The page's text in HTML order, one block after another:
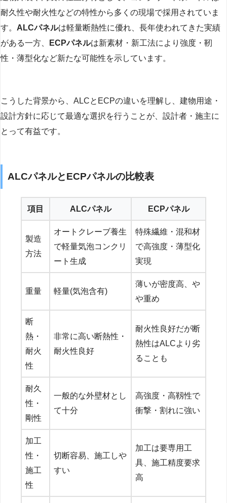
耐久性や耐火性などの特性から多くの現場で採用されていま
す。 ALCパネルは軽量断熱性に優れ、長年使われてきた実績
がある一方、
ECPパネルは新素材・新工法により強度・靭
性・薄型化など新たな可能性を示しています。
こうした背景から、ALCとECPの違いを理解し、建物用途・
設計方針に応じて最適な選択を行うことが、設計者・施主に
とって有益です。
ALCパネルとECPパネルの比較表
項目 ALCパネル ECPパネル
製造
方法
オートクレーブ養生
で軽量気泡コンクリ
ート生成
特殊繊維・混和材
で高強度・薄型化
実現
重量 軽量(気泡含有)
薄いが密度高、や
や重め
断
熱・
耐火
性
非常に高い断熱性・
耐火性良好
耐火性良好だが断
熱性はALCより劣
ることも
耐久
性・
剛性
一般的な外壁材とし
て十分
高強度・高靱性で
衝撃・割れに強い
加工
性・
施工
性
切断容易、施工しや
すい
加工は要専用工
具、施工精度要求
高